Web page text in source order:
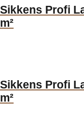
Sikkens Profi
m²
Sikkens Profi
m²